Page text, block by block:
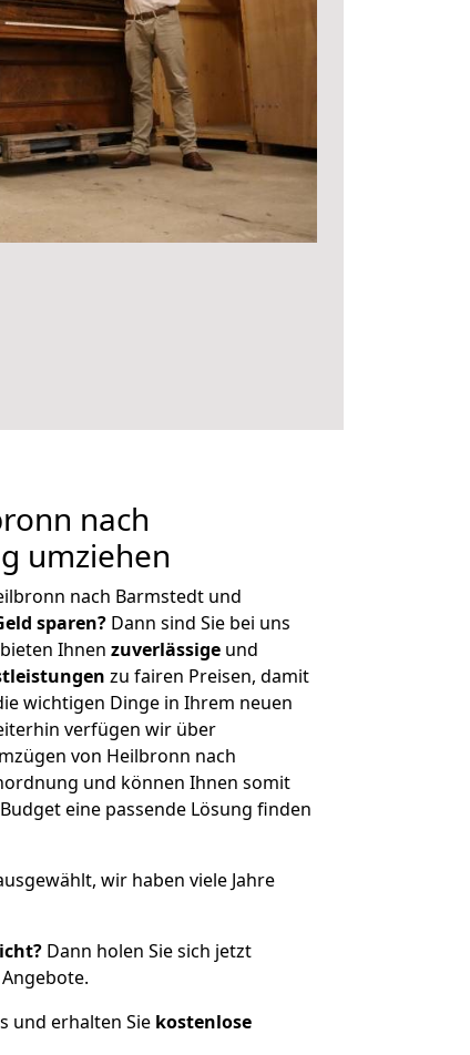
nach
umziehen
nach Barmstedt und
sparen? Dann sind Sie bei uns
Ihnen zuverlässige und
zu fairen Preisen, damit
wichtigen Dinge in Ihrem neuen
verfügen wir über
von Heilbronn nach
und können Ihnen somit
eine passende Lösung finden
wir haben viele Jahre
Dann holen Sie sich jetzt
und erhalten Sie kostenlose